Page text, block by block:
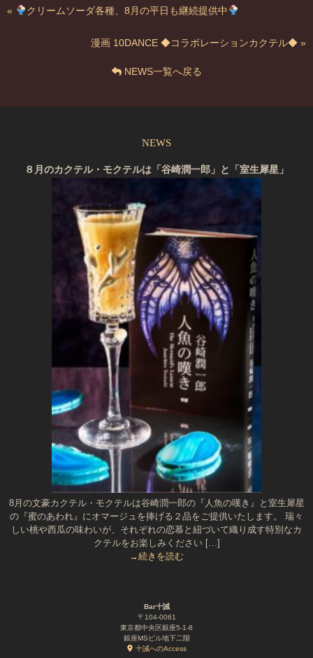
« クリームソーダ各種、8月の平日も継続提供中
漫画 10DANCE ◆コラボレーションカクテル◆ »
NEWS一覧へ戻る
NEWS
８月のカクテル・モクテルは「谷崎潤一郎」と「室生犀星」
8月の文豪カクテル・モクテルは谷崎潤一郎の『人魚の嘆き』と室生犀星
の『蜜のあわれ』にオマージュを捧げる２品をご提供いたします。 瑞々
しい桃や西瓜の味わいが、それぞれの恋慕と紐づいて織り成す特別なカ
クテルをお楽しみください […]
→続きを読む
Bar十誡
〒104-0061
東京都中央区銀座5-1-8
銀座MSビル地下二階
十誡へのAccess